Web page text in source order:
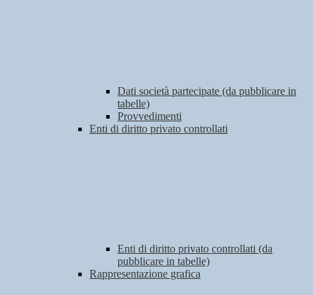
Dati società partecipate (da pubblicare in
tabelle)
Provvedimenti
Enti di diritto privato controllati
Enti di diritto privato controllati (da
pubblicare in tabelle)
Rappresentazione grafica